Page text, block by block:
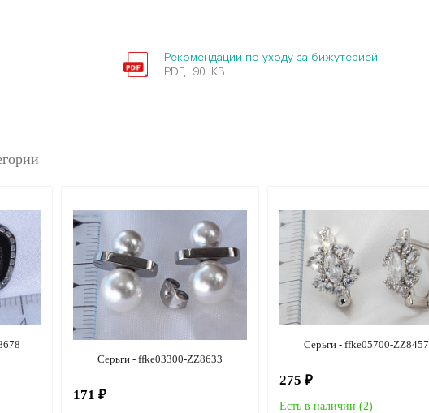
Рекомендации по уходу за бижутерией
PDF, 90 KB
Серьги - ffke03300-ZZ8633
171 ₽
Серьги - ffke05700-ZZ8457
275 ₽
Есть в наличии (2)